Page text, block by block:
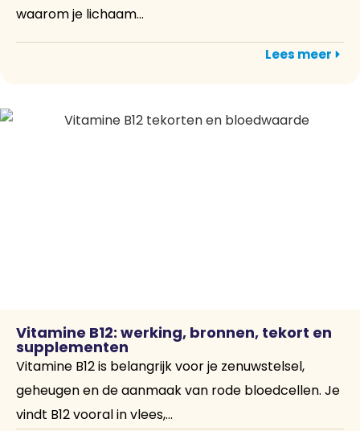
waarom je lichaam...
Lees meer
Vitamine B12: werking, bronnen, tekort en
supplementen
Vitamine B12 is belangrijk voor je zenuwstelsel,
geheugen en de aanmaak van rode bloedcellen. Je
vindt B12 vooral in vlees,...